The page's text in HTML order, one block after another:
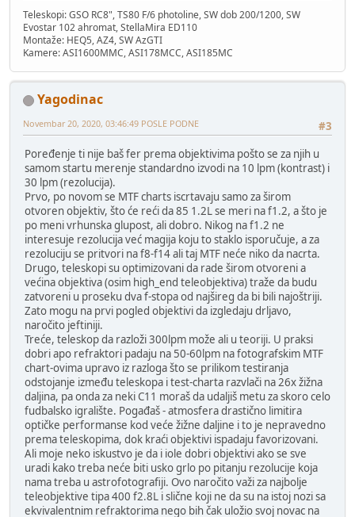
Teleskopi: GSO RC8", TS80 F/6 photoline, SW dob 200/1200, SW
Evostar 102 ahromat, StellaMira ED110
Montaže: HEQ5, AZ4, SW AzGTI
Kamere: ASI1600MMC, ASI178MCC, ASI185MC
Yagodinac
#3
Novembar 20, 2020, 03:46:49 POSLE PODNE
Poređenje ti nije baš fer prema objektivima pošto se za njih u
samom startu merenje standardno izvodi na 10 lpm (kontrast) i
30 lpm (rezolucija).
Prvo, po novom se MTF charts iscrtavaju samo za širom
otvoren objektiv, što će reći da 85 1.2L se meri na f1.2, a što je
po meni vrhunska glupost, ali dobro. Nikog na f1.2 ne
interesuje rezolucija već magija koju to staklo isporučuje, a za
rezoluciju se pritvori na f8-f14 ali taj MTF neće niko da nacrta.
Drugo, teleskopi su optimizovani da rade širom otvoreni a
većina objektiva (osim high_end teleobjektiva) traže da budu
zatvoreni u proseku dva f-stopa od najšireg da bi bili najoštriji.
Zato mogu na prvi pogled objektivi da izgledaju drljavo,
naročito jeftiniji.
Treće, teleskop da razloži 300lpm može ali u teoriji. U praksi
dobri apo refraktori padaju na 50-60lpm na fotografskim MTF
chart-ovima upravo iz razloga što se prilikom testiranja
odstojanje između teleskopa i test-charta razvlači na 26x žižna
daljina, pa onda za neki C11 moraš da udaljiš metu za skoro celo
fudbalsko igralište. Pogađaš - atmosfera drastično limitira
optičke performanse kod veće žižne daljine i to je nepravedno
prema teleskopima, dok kraći objektivi ispadaju favorizovani.
Ali moje neko iskustvo je da i iole dobri objektivi ako se sve
uradi kako treba neće biti usko grlo po pitanju rezolucije koja
nama treba u astrofotografiji. Ovo naročito važi za najbolje
teleobjektive tipa 400 f2.8L i slične koji ne da su na istoj nozi sa
ekvivalentnim refraktorima nego bih čak uložio svoj novac na